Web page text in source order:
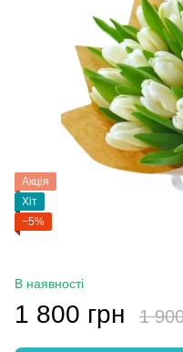
Акція
Хіт
−5%
В наявності
1 800 грн 1